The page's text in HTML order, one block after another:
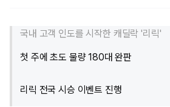
국내 고객 인도를 시작한 캐딜락 '리릭'
첫 주에 초도 물량 180대 완판
리릭 전국 시승 이벤트 진행